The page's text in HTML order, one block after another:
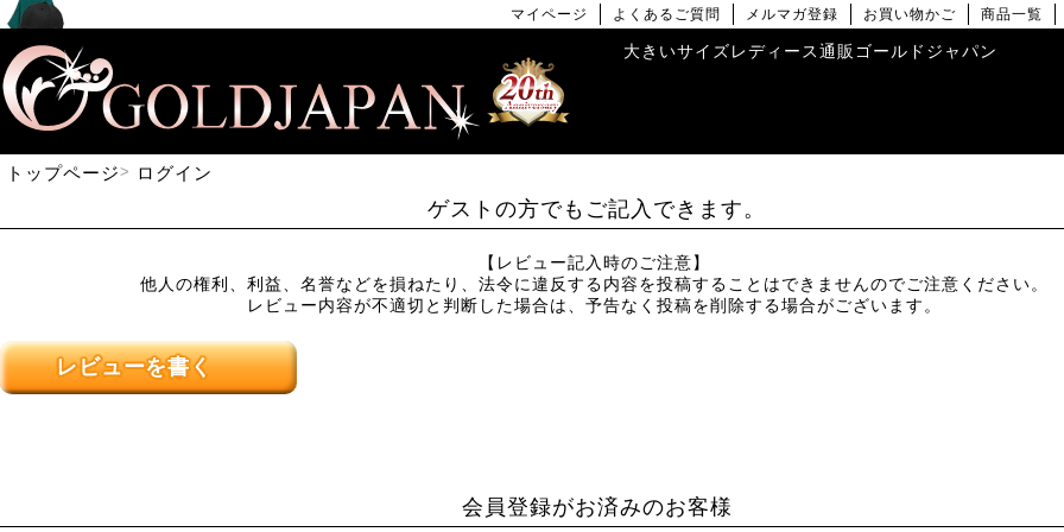
マイページ よくあるご質問 メルマガ登録 お買い物かご 商品一覧
大きいサイズレディース通販ゴールドジャパン
トップページ ログイン
ゲストの方でもご記入できます。
【レビュー記入時のご注意】
他人の権利、利益、名誉などを損ねたり、法令に違反する内容を投稿することはできませんのでご注意ください。
レビュー内容が不適切と判断した場合は、予告なく投稿を削除する場合がございます。
レビューを書く
会員登録がお済みのお客様